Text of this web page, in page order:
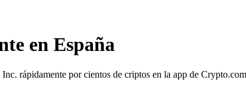
en España
rápidamente por cientos de criptos en la app de